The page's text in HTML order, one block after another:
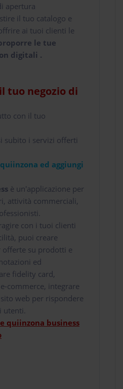
apertura
il tuo catalogo e
ai tuoi clienti le
le tue
digitali .
tuo negozio di
con il tuo
subito i servizi offerti
ed aggiungi
è un'applicazione per
attività commerciali,
con i tuoi clienti
puoi creare
su prodotti e
ed
fidelity card,
commerce, integrare
web per rispondere
utenti.
quiinzona business